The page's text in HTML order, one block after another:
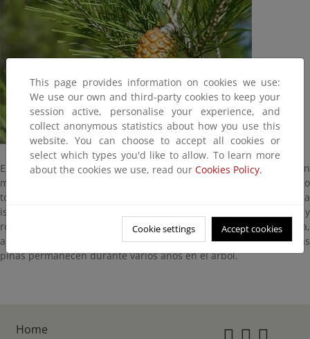
Es la conífera más típica de la región mediterránea, donde en
muchos casos toma el papel protagonista del paisaje, formando
todos los pinares de las islas Baleares. Ocupa casi un tercio de la
isla de Cabrera, apareciendo aquí unido a la maquia de brezo y
romero. Los pinares cubren buena parte del norte de la isla,
aunque hay algunos pequeños núcleos distribuidos al azar. Las
piñas permanecen durante varios años en el árbol.
This page provides information on cookies we use:
We use our own and third-party cookies to keep your
session active, personalise your experience, and
collect anonymous statistics about how you use this
website. You can choose to accept all cookies or
select which types you'd like to allow. To learn more
about the cookies we use, read our Cookies Policy.
Cookie settings Accept cookies
Home